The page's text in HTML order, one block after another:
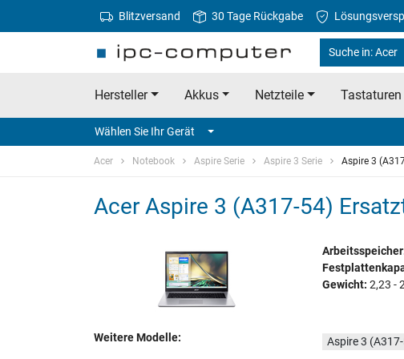
Blitzversand 30 Tage Rückgabe
Suche in: Acer
Hersteller Akkus Netzteile Tastaturen
Wählen Sie Ihr Gerät
Acer Notebook Aspire Serie Aspire 3 Serie Aspire 3
Acer Aspire 3 (A317-54)
Gewicht: 2,23 -
Weitere Modelle: Aspire 3